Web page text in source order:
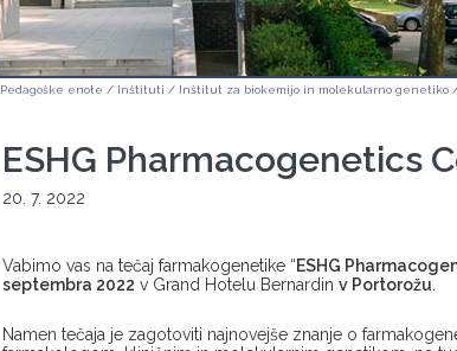
Pedagoške enote / Inštituti / Inštitut za biokemijo in molekularno genetiko
ESHG Pharmacogenetics
20. 7. 2022
Vabimo vas na tečaj farmakogenetike “ESHG
septembra 2022 v Grand Hotelu Bernardin v Portorožu
Namen tečaja je zagotoviti najnovejše znanje o